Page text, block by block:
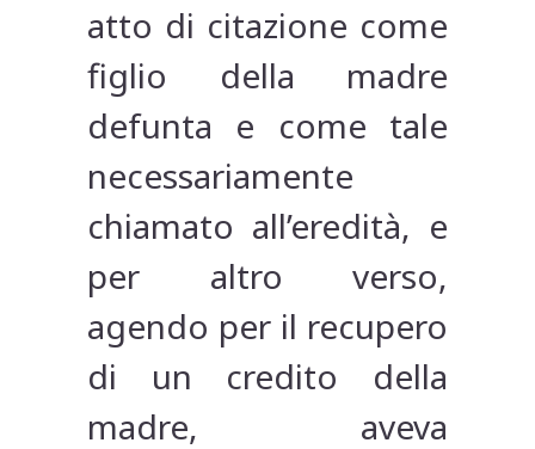
atto di citazione come
figlio della madre
defunta e come tale
necessariamente
chiamato all’eredità, e
per altro verso,
agendo per il recupero
di un credito della
madre, aveva